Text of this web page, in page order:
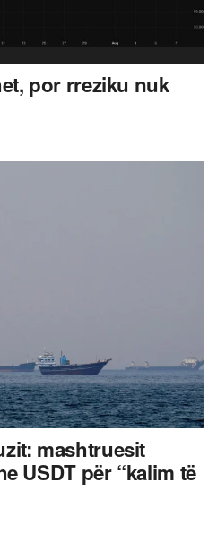
por rreziku nuk
mashtruesit
USDT për “kalim të